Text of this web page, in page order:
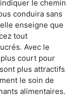
le chemin
conduira sans
enseigne que
tout
Avec le
court pour
plus attractifs
le soin de
alimentaires.